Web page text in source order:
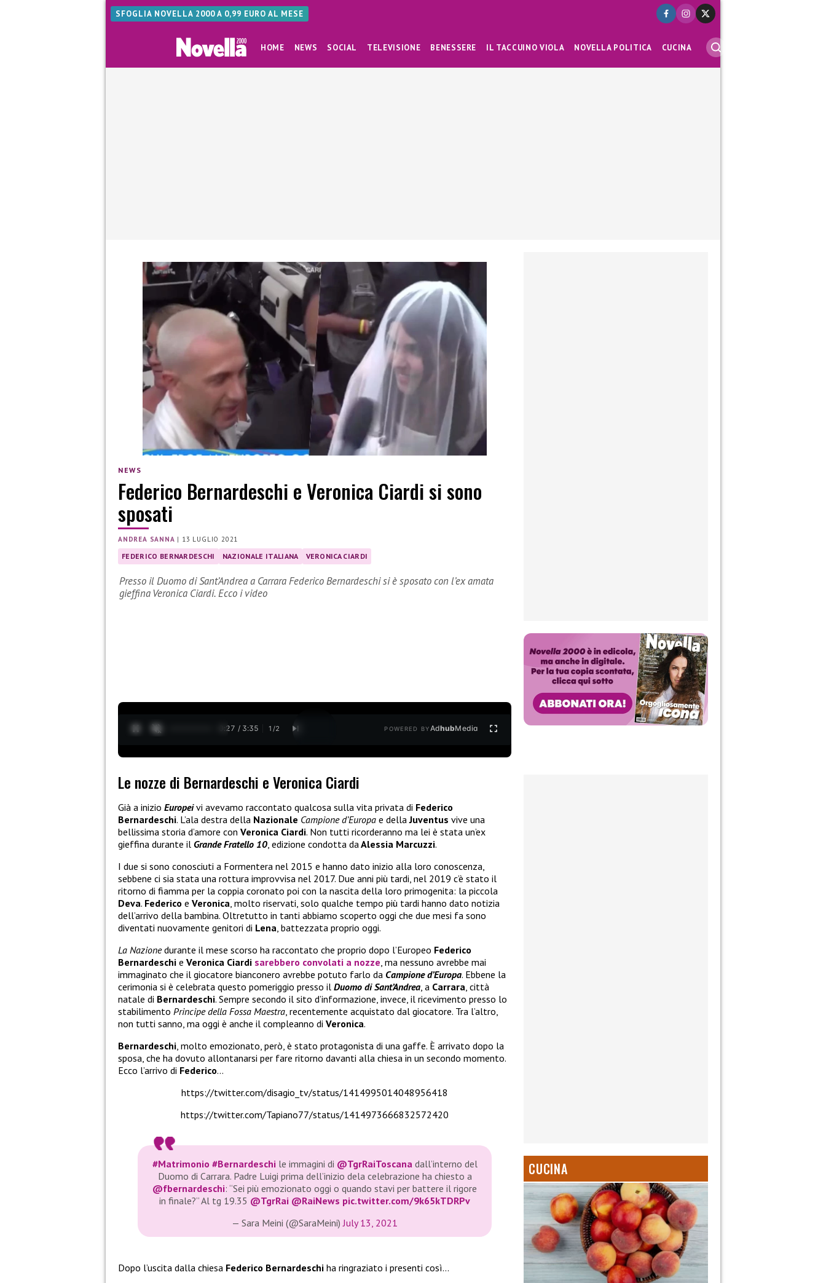
SFOGLIA NOVELLA 2000 A 0,99 EURO AL MESE
HOME NEWS SOCIAL TELEVISIONE BENESSERE IL TACCUINO VIOLA NOVELLA POLITICA CUCINA
NEWS
Federico Bernardeschi e Veronica Ciardi si sono
sposati
ANDREA SANNA | 13 LUGLIO 2021
FEDERICO BERNARDESCHI NAZIONALE ITALIANA VERONICA CIARDI
Presso il Duomo di Sant’Andrea a Carrara Federico Bernardeschi si è sposato con l’ex amata
gieffina Veronica Ciardi. Ecco i video
0:28 / 3:35 1 /2 POWERED BYAdhubMedia
Le nozze di Bernardeschi e Veronica Ciardi
Già a inizio Europeivi avevamo raccontato qualcosa sulla vita privata di Federico
Bernardeschi. L’ala destra della Nazionale Campione d’Europa e dellaJuventus vive una
bellissima storia d’amore con Veronica Ciardi. Non tutti ricorderanno ma lei è stata un’ex
gieffina durante il Grande Fratello 10, edizione condotta daAlessia Marcuzzi.
I due si sono conosciuti a Formentera nel 2015 e hanno dato inizio alla loro conoscenza,
sebbene ci sia stata una rottura improvvisa nel 2017. Due anni più tardi, nel 2019 c’è stato il
ritorno di fiamma per la coppia coronato poi con la nascita della loro primogenita: la piccola
Deva. Federico e Veronica, molto riservati, solo qualche tempo più tardi hanno dato notizia
dell’arrivo della bambina. Oltretutto in tanti abbiamo scoperto oggi che due mesi fa sono
diventati nuovamente genitori di Lena, battezzata proprio oggi.
La Nazionedurante il mese scorso ha raccontato che proprio dopo l’Europeo Federico
Bernardeschi e Veronica Ciardi sarebbero convolati a nozze, ma nessuno avrebbe mai
immaginato che il giocatore bianconero avrebbe potuto farlo da Campione d’Europa. Ebbene la
cerimonia si è celebrata questo pomeriggio presso il Duomo di Sant’Andrea, a Carrara, città
natale di Bernardeschi. Sempre secondo il sito d’informazione, invece, il ricevimento presso lo
stabilimento Principe della Fossa Maestra, recentemente acquistato dal giocatore. Tra l’altro,
non tutti sanno, ma oggi è anche il compleanno di Veronica.
Bernardeschi, molto emozionato, però, è stato protagonista di una gaffe. È arrivato dopo la
sposa, che ha dovuto allontanarsi per fare ritorno davanti alla chiesa in un secondo momento.
Ecco l’arrivo di Federico…
https://twitter.com/disagio_tv/status/1414995014048956418
https://twitter.com/Tapiano77/status/1414973666832572420
#Matrimonio #Bernardeschile immagini di @TgrRaiToscanadall’interno del
Duomo di Carrara. Padre Luigi prima dell’inizio dela celebrazione ha chiesto a
@fbernardeschi: “Sei più emozionato oggi o quando stavi per battere il rigore
in finale?” Al tg 19.35 @TgrRai @RaiNews pic.twitter.com/9k65kTDRPv
— Sara Meini (@SaraMeini)July 13, 2021
Dopo l’uscita dalla chiesa Federico Bernardeschi ha ringraziato i presenti così…
CUCINA